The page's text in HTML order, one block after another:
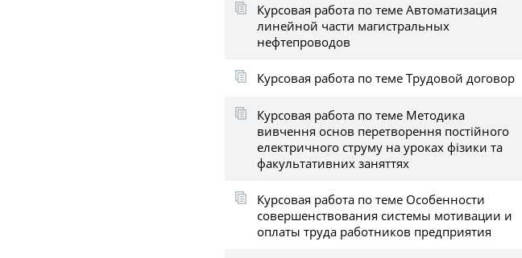
Курсовая работа по теме Автоматизация
линейной части магистральных
нефтепроводов
Курсовая работа по теме Трудовой договор
Курсовая работа по теме Методика
вивчення основ перетворення постійного
електричного струму на уроках фізики та
факультативних заняттях
Курсовая работа по теме Особенности
совершенствования системы мотивации и
оплаты труда работников предприятия